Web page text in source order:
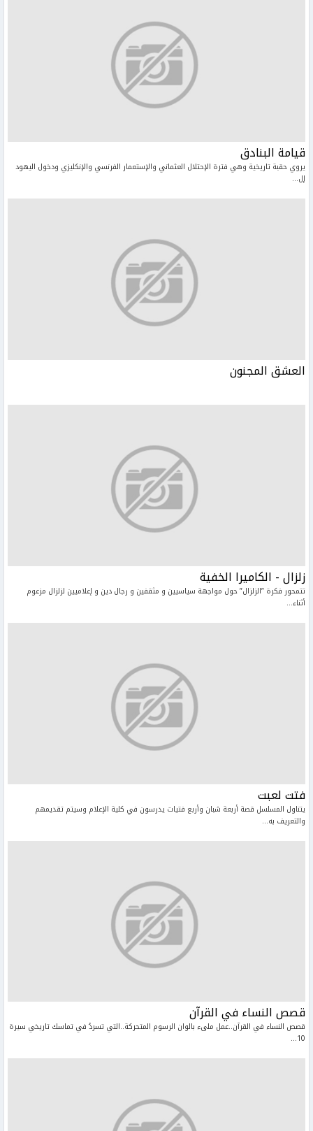
قيامة البنادق
يروي حقبة تاريخية وهي فترة الإحتلال العثماني والإستعمار الفرنسي والإنكليزي ودخول اليهود
إل...
العشق المجنون
زلزال - الكاميرا الخفية
تتمحور فكرة ”الزلزال” حول مواجهة سياسيين و مثقفين و رجال دين و إعلاميين لزلزال مزعوم
أثناء...
فتت لعبت
يتناول المسلسل قصة أربعة شبان وأربع فتيات يدرسون في كلية الإعلام وسيتم تقديمهم
والتعريف به...
قصص النساء في القرآن
قصص النساء في القرآن..عمل ملىء بالوان الرسوم المتحركة..التي تسردُ في تماسك تاريخي سيرة
10...